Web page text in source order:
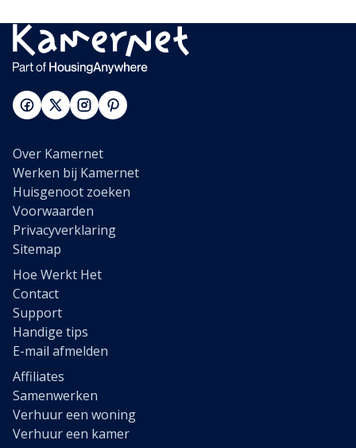
Over Kamernet
Werken bij Kamernet
Huisgenoot zoeken
Voorwaarden
Privacyverklaring
Sitemap
Hoe Werkt Het
Contact
Support
Handige tips
E-mail afmelden
Affiliates
Samenwerken
Verhuur een woning
Verhuur een kamer